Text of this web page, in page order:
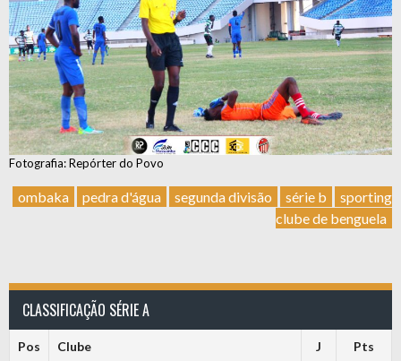
Fotografia: Repórter do Povo
ombaka pedra d'água segunda divisão série b
sporting
clube de benguela
CLASSIFICAÇÃO SÉRIE A
Pos Clube J Pts